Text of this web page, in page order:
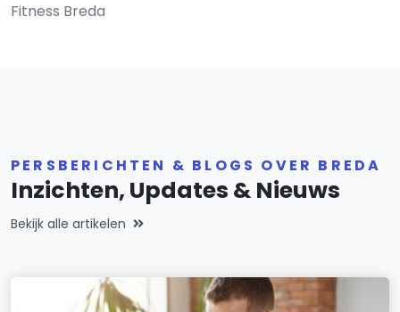
Fitness Breda
PERSBERICHTEN & BLOGS OVER BREDA
Inzichten, Updates & Nieuws
Bekijk alle artikelen